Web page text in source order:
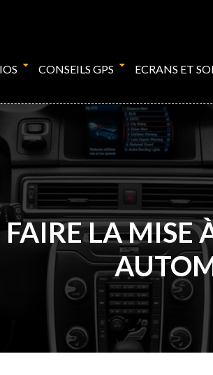
CONSEILS GPS ECRANS ET
LA MISE